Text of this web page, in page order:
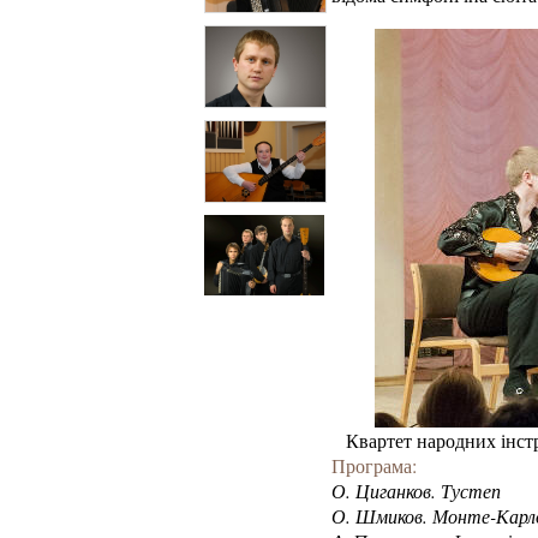
Квартет народних
Програма:
О. Циганков. Тустеп
О. Шмиков. Монте-